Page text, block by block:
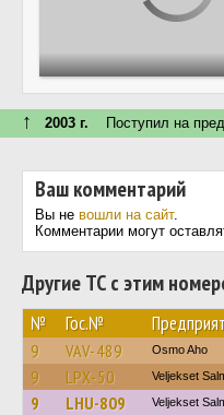
↑ 2003 г. Поступил на
Ваш комментарий
Вы не вошли на сайт.
Комментарии могут
Другие ТС с этим
№ Гос.№
9 VAV-489 Osmo Aho
9 LPX-50 Veljekset
9 LHU-809 Veljekset